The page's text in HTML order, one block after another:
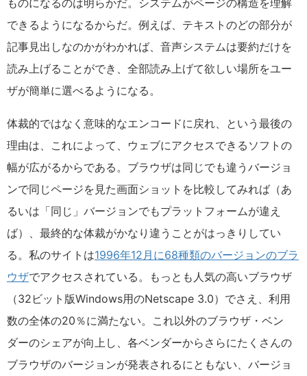
ものになるのは明らかだ。システムがページの構造を理解
できるようになるからだ。例えば、テキストのどの部分が
記事見出しなのかがわかれば、音声システムは要約だけを
読み上げることができ、全部読み上げて欲しい場所をユー
ザが簡単に選べるようになる。
体裁的ではなく意味的なエンコードに戻れ、という最後の
理由は、これによって、ウェブにアクセスできるソフトの
幅が広がるからである。ブラウザは同じでも違うバージョ
ンで同じページを見た画面ショットを比較してみれば（あ
るいは「同じ」バージョンでもプラットフォームが違え
ば）、最終的な体裁がかなり違うことがはっきりしてい
る。私のサイトは1996年12月に68種類のバージョンのブラ
ウザでアクセスされている。もっとも人気の高いブラウザ
（32ビット版Windows用のNetscape 3.0）でさえ、利用
数の全体の20％に満たない。これ以外のブラウザ・ベン
ダーのシェアが向上し、各ベンダーからさらにたくさんの
ブラウザのバージョンが発表されるにともない、バージョ